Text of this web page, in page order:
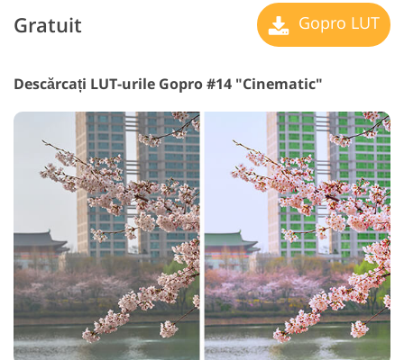
Gratuit Gopro LUT
Descărcați LUT-urile Gopro #14 "Cinematic"